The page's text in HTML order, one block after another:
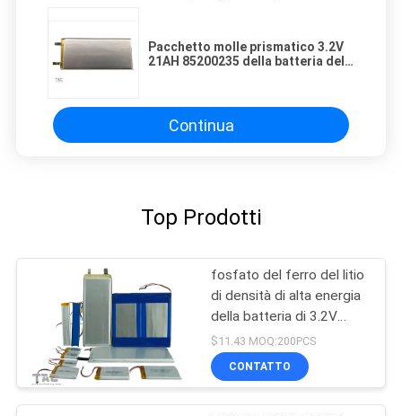
Pacchetto molle prismatico 3.2V
21AH 85200235 della batteria del
Continua
Top Prodotti
fosfato del ferro del litio
di densità di alta energia
della batteria di 3.2V
LifeP04 11585135Fe
10Ah
$11.43 MOQ:200PCS
CONTATTO